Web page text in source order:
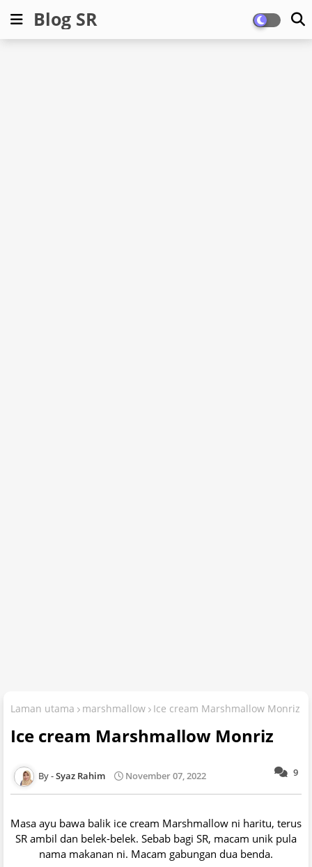
Blog SR
Laman utama marshmallow Ice cream Marshmallow Monriz
Ice cream Marshmallow Monriz
9
Syaz Rahim November 07, 2022
Masa ayu bawa balik ice cream Marshmallow ni haritu, terus
SR ambil dan belek-belek. Sebab bagi SR, macam unik pula
nama makanan ni. Macam gabungan dua benda.